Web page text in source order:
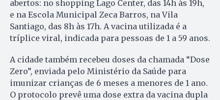
abertos: no shopping Lago Center, das 14h às 19h,
e na Escola Municipal Zeca Barros, na Vila
Santiago, das 8h às 17h. A vacina utilizada é a
tríplice viral, indicada para pessoas de 1 a 59 anos.
A cidade também recebeu doses da chamada “Dose
Zero”, enviada pelo Ministério da Saúde para
imunizar crianças de 6 meses a menores de 1 ano.
O protocolo prevê uma dose extra da vacina dupla